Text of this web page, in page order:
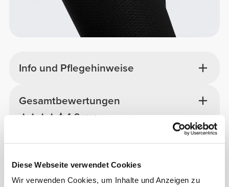
Diese Webseite verwendet Cookies
Wir verwenden Cookies, um Inhalte und Anzeigen zu
Info und Pflegehinweise
Gesamtbewertungen
4.8(250 Bewertungen)